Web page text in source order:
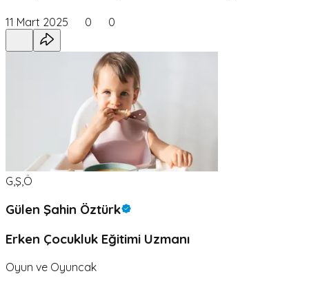
11 Mart 2025 0 0
G,Ş,Ö
Gülen Şahin Öztürk
Erken Çocukluk Eğitimi Uzmanı
Oyun ve Oyuncak